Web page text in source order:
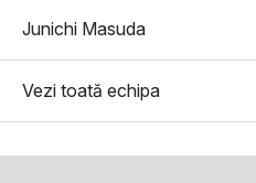
Junichi Masuda
Vezi toată echipa